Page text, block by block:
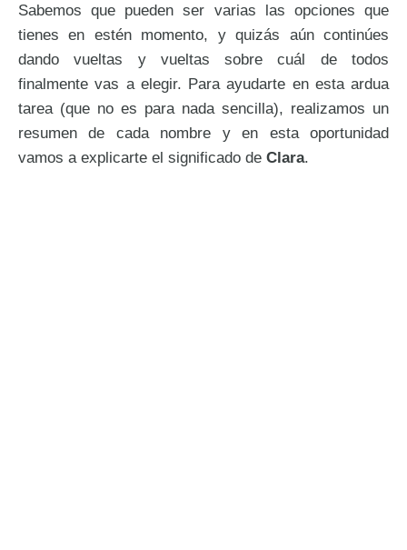
Sabemos que pueden ser varias las opciones que
tienes en estén momento, y quizás aún continúes
dando vueltas y vueltas sobre cuál de todos
finalmente vas a elegir. Para ayudarte en esta ardua
tarea (que no es para nada sencilla), realizamos un
resumen de cada nombre y en esta oportunidad
vamos a explicarte el significado de Clara.